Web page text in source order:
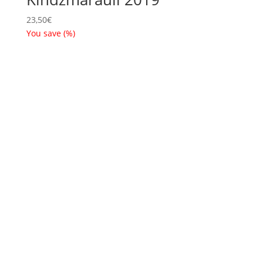
23,50€
You save (%)